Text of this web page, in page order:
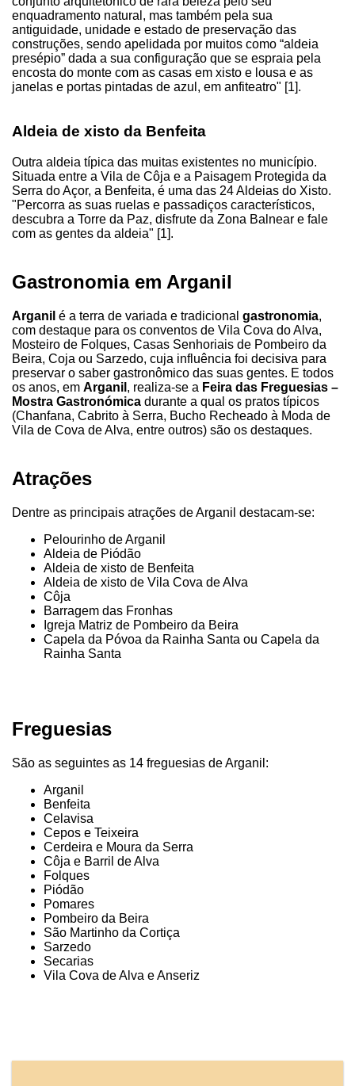
enquadramento natural, mas também pela sua
antiguidade, unidade e estado de preservação das
construções, sendo apelidada por muitos como “aldeia
presépio” dada a sua configuração que se espraia pela
encosta do monte com as casas em xisto e lousa e as
janelas e portas pintadas de azul, em anfiteatro" [1].
Aldeia de xisto da Benfeita
Outra aldeia típica das muitas existentes no município.
Situada entre a Vila de Côja e a Paisagem Protegida da
Serra do Açor, a Benfeita, é uma das 24 Aldeias do Xisto.
"Percorra as suas ruelas e passadiços característicos,
descubra a Torre da Paz, disfrute da Zona Balnear e fale
com as gentes da aldeia" [1].
Gastronomia em Arganil
Arganil é a terra de variada e tradicional gastronomia,
com destaque para os conventos de Vila Cova do Alva,
Mosteiro de Folques, Casas Senhoriais de Pombeiro da
Beira, Coja ou Sarzedo, cuja influência foi decisiva para
preservar o saber gastronômico das suas gentes. E todos
os anos, em Arganil , realiza-se a Feira das Freguesias –
Mostra Gastronómica durante a qual os pratos típicos
(Chanfana, Cabrito à Serra, Bucho Recheado à Moda de
Vila de Cova de Alva, entre outros) são os destaques.
Atrações
Dentre as principais atrações de Arganil destacam-se:
Pelourinho de Arganil
Aldeia de Piódão
Aldeia de xisto de Benfeita
Aldeia de xisto de Vila Cova de Alva
Côja
Barragem das Fronhas
Igreja Matriz de Pombeiro da Beira
Capela da Póvoa da Rainha Santa ou Capela da
Rainha Santa
Freguesias
São as seguintes as 14 freguesias de Arganil:
Arganil
Benfeita
Celavisa
Cepos e Teixeira
Cerdeira e Moura da Serra
Côja e Barril de Alva
Folques
Piódão
Pomares
Pombeiro da Beira
São Martinho da Cortiça
Sarzedo
Secarias
Vila Cova de Alva e Anseriz